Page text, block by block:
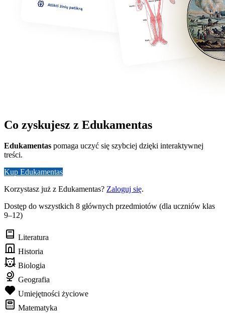
Co zyskujesz z Edukamentas
Edukamentas pomaga uczyć się szybciej dzięki interaktywnej
treści.
Kup Edukamentas
Korzystasz już z Edukamentas? Zaloguj się.
Dostęp do wszystkich 8 głównych przedmiotów (dla uczniów klas
9–12)
Literatura
Historia
Biologia
Geografia
Umiejętności życiowe
Matematyka